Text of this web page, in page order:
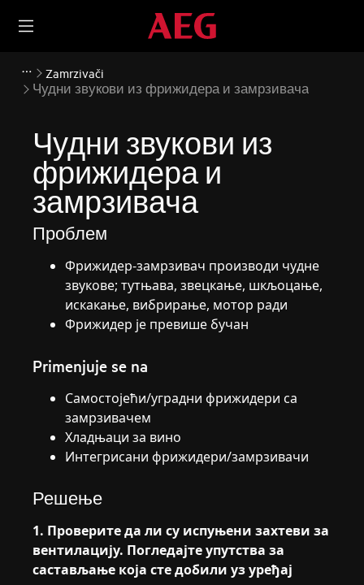
Zamrzivači
Чудни звукови из фрижидера и замрзивача
Чудни звукови из
фрижидера и
замрзивача
Проблем
Фрижидер-замрзивач производи чудне
звукове; тутњава, звецкање, шкљоцање,
искакање, вибрирање, мотор ради
Фрижидер је превише бучан
Primenjuje se na
Самостојећи/уградни фрижидери са
замрзивачем
Хладњаци за вино
Интегрисани фрижидери/замрзивачи
Решење
1. Проверите да ли су испуњени захтеви за
вентилацију. Погледајте упутства за
састављање која сте добили уз уређај